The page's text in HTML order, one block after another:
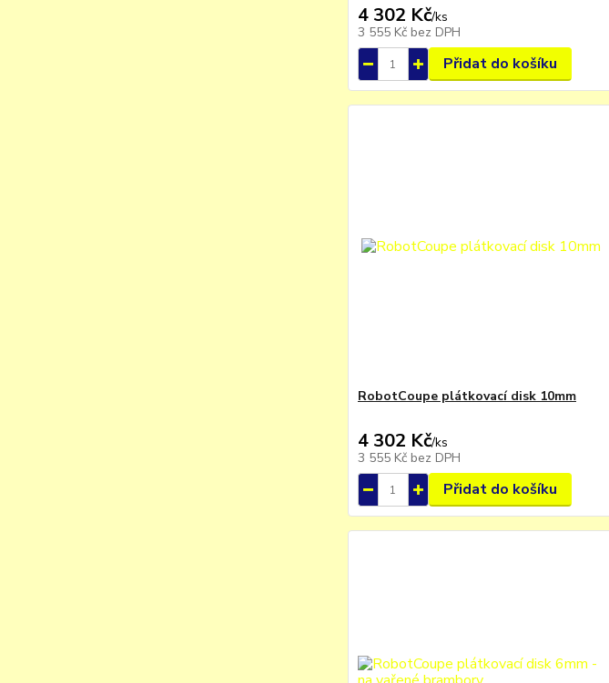
4 302 Kč/ks
3 555 Kč bez DPH
Přidat do košíku
RobotCoupe plátkovací disk 10mm
4 302 Kč/ks
3 555 Kč bez DPH
Přidat do košíku